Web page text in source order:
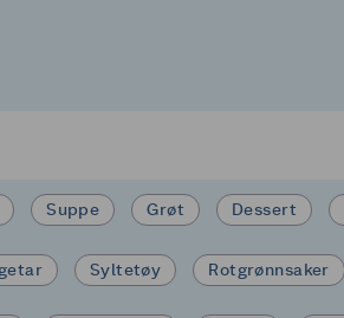
Suppe Grøt Dessert
Syltetøy Rotgrønnsaker